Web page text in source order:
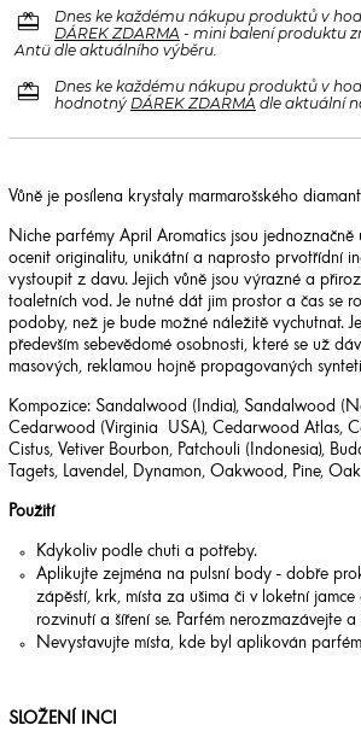
redeem
Dnes ke každému nákupu produktů v
DÁREK ZDARMA - mini balení produktu
Antü dle aktuálního výběru.
redeem
Dnes ke každému nákupu produktů v
hodnotný DÁREK ZDARMA dle aktuální
Vůně je posílena krystaly marmarošského
Niche parfémy April Aromatics jsou jednoznačně
ocenit originalitu, unikátní a naprosto prvotřídní
vystoupit z davu. Jejich vůně jsou výrazné a
toaletních vod. Je nutné dát jim prostor a čas se
podoby, než je bude možné náležitě vychutnat.
především sebevědomé osobnosti, které se už
masových, reklamou hojně propagovaných
Kompozice: Sandalwood (India), Sandalwood
Cedarwood (Virginia USA), Cedarwood Atlas,
Cistus, Vetiver Bourbon, Patchouli (Indonesia),
Tagets, Lavendel, Dynamon, Oakwood, Pine,
Použití
Kdykoliv podle chuti a potřeby.
Aplikujte zejména na pulsní body - dobře
zápěstí, krk, místa za ušima či v loketní
rozvinutí a šíření se. Parfém nerozmazávejte
Nevystavujte místa, kde byl aplikován
SLOŽENÍ INCI